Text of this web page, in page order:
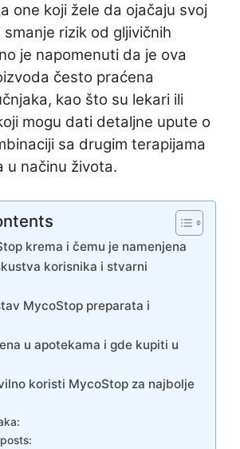
one koji žele da ojačaju svoj
rizik od gljivičnih
je napomenuti da je ova
često praćena
kao što su lekari ili
mogu dati detaljne upute o
sa drugim terapijama
u načinu života.
krema i čemu je namenjena
korisnika i stvarni
MycoStop preparata i
u apotekama i gde kupiti u
koristi MycoStop za najbolje